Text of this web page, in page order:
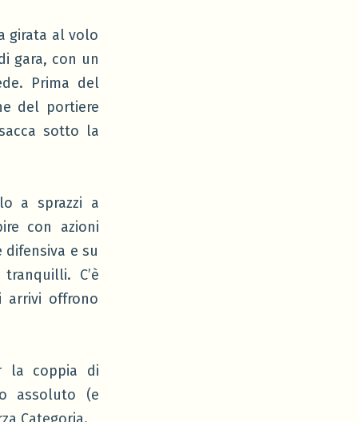
girata al volo
gara, con un
Prima del
del portiere
sotto la
a sprazzi a
con azioni
e su
C’è
arrivi offrono
la coppia di
assoluto (e
Categoria.